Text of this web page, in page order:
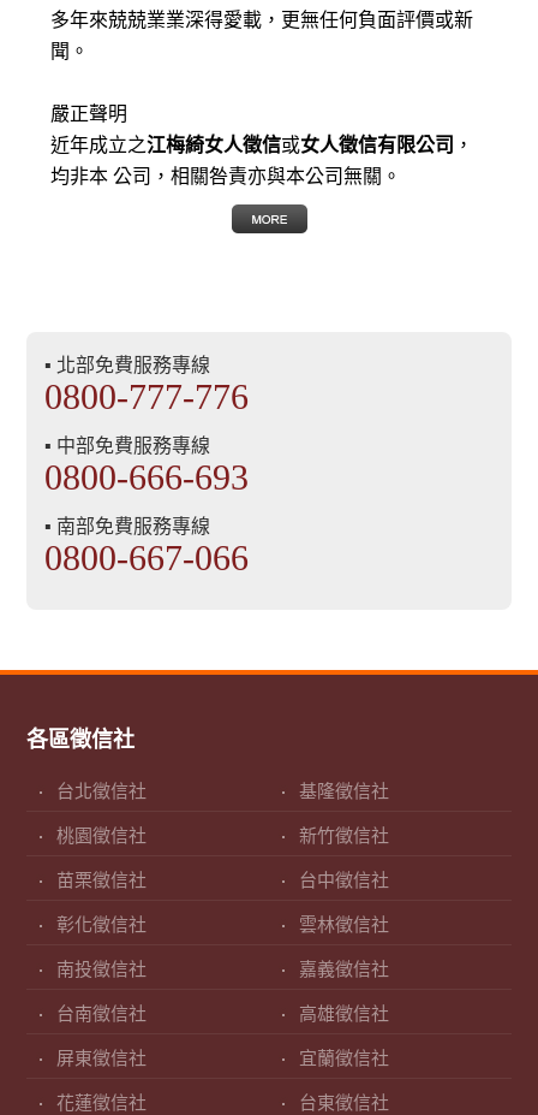
多年來兢兢業業深得愛載，更無任何負面評價或新
聞。
嚴正聲明
近年成立之江梅綺女人徵信或女人徵信有限公司 ，
均非本 公司，相關咎責亦與本公司無關。
▪ 北部免費服務專線
0800-777-776
▪ 中部免費服務專線
0800-666-693
▪ 南部免費服務專線
0800-667-066
各區徵信社
台北徵信社 基隆徵信社
桃園徵信社 新竹徵信社
苗栗徵信社 台中徵信社
彰化徵信社 雲林徵信社
南投徵信社 嘉義徵信社
台南徵信社 高雄徵信社
屏東徵信社 宜蘭徵信社
花蓮徵信社 台東徵信社